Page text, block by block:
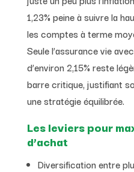
1,23% peine à suivre la
les comptes à terme
Seule l’assurance vie
d’environ 2,15% reste
barre critique, justifiant
une stratégie équilibrée.
Les leviers pour
d’achat
Diversification entre